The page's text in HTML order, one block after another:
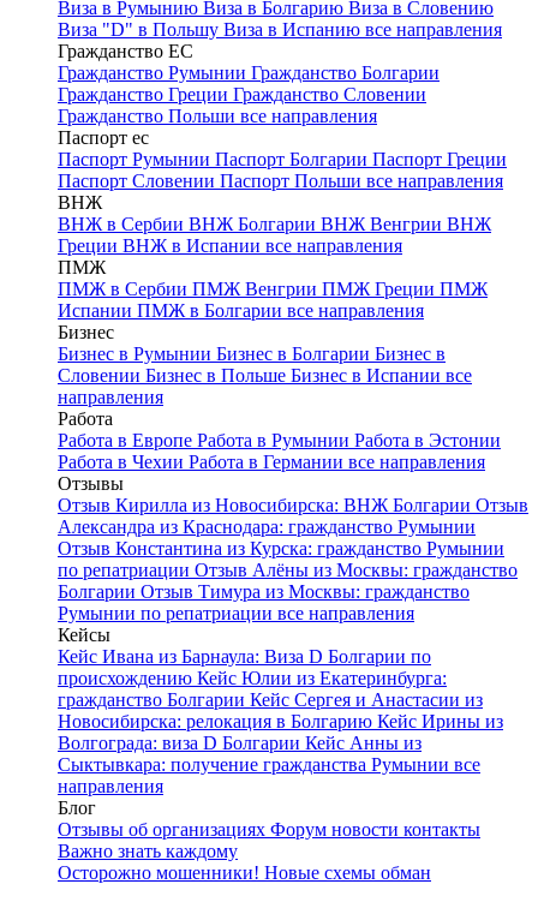
Виза в Румынию Виза в Болгарию Виза в Словению
Виза "D" в Польшу Виза в Испанию все направления
Гражданство ЕС
Гражданство Румынии Гражданство Болгарии
Гражданство Греции Гражданство Словении
Гражданство Польши все направления
Паспорт ес
Паспорт Румынии Паспорт Болгарии Паспорт Греции
Паспорт Словении Паспорт Польши все направления
ВНЖ
ВНЖ в Сербии ВНЖ Болгарии ВНЖ Венгрии ВНЖ
Греции ВНЖ в Испании все направления
ПМЖ
ПМЖ в Сербии ПМЖ Венгрии ПМЖ Греции ПМЖ
Испании ПМЖ в Болгарии все направления
Бизнес
Бизнес в Румынии Бизнес в Болгарии Бизнес в
Словении Бизнес в Польше Бизнес в Испании все
направления
Работа
Работа в Европе Работа в Румынии Работа в Эстонии
Работа в Чехии Работа в Германии все направления
Отзывы
Отзыв Кирилла из Новосибирска: ВНЖ Болгарии Отзыв
Александра из Краснодара: гражданство Румынии
Отзыв Константина из Курска: гражданство Румынии
по репатриации Отзыв Алёны из Москвы: гражданство
Болгарии Отзыв Тимура из Москвы: гражданство
Румынии по репатриации все направления
Кейсы
Кейс Ивана из Барнаула: Виза D Болгарии по
происхождению Кейс Юлии из Екатеринбурга:
гражданство Болгарии Кейс Сергея и Анастасии из
Новосибирска: релокация в Болгарию Кейс Ирины из
Волгограда: виза D Болгарии Кейс Анны из
Сыктывкара: получение гражданства Румынии все
направления
Блог
Отзывы об организациях Форум новости контакты
Важно знать каждому
Осторожно мошенники! Новые схемы обман